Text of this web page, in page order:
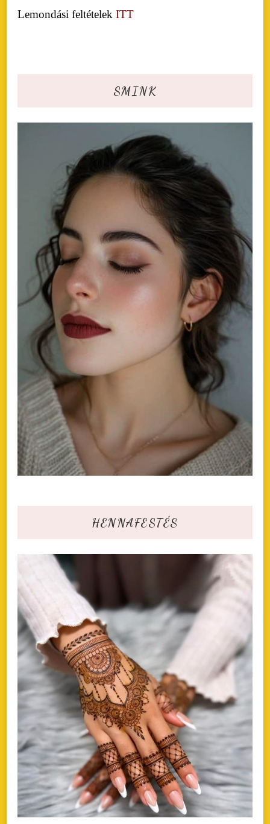
Lemondási feltételek ITT
SMINK
HENNAFESTÉS